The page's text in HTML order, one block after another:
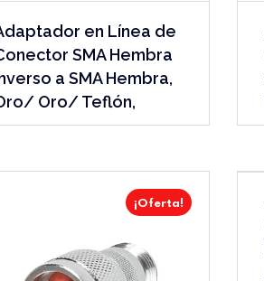
en Línea de
SMA Hembra
a SMA Hembra,
Oro/ Teflón,
¡Oferta!